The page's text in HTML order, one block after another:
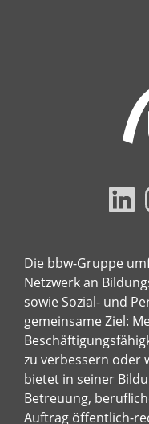
Die bbw-Gruppe
Netzwerk an
sowie Sozial- und
gemeinsame Ziel:
zu verbessern oder
bietet in seiner
Betreuung,
Auftrag öffentlich-